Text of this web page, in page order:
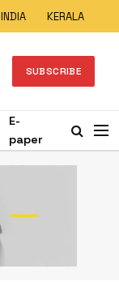
INDIA KERALA
SUBSCRIBE
E-
paper